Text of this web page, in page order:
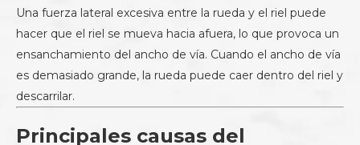
Una fuerza lateral excesiva entre la rueda y el riel puede
hacer que el riel se mueva hacia afuera, lo que provoca un
ensanchamiento del ancho de vía. Cuando el ancho de vía
es demasiado grande, la rueda puede caer dentro del riel y
descarrilar.
Principales causas del